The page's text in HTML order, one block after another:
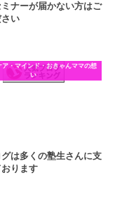
ミナーが届かない方はご
い
ア・マインド・おきゃんママの想
い
は多くの塾生さんに支
ります